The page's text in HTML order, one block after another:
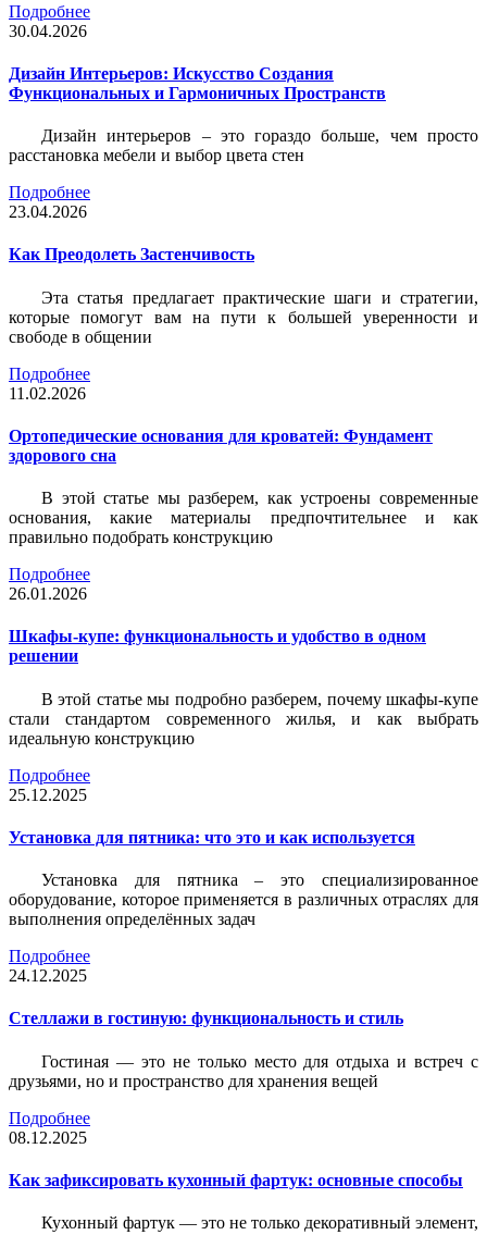
Подробнее
30.04.2026
Дизайн Интерьеров: Искусство Создания
Функциональных и Гармоничных Пространств
Дизайн интерьеров – это гораздо больше, чем просто
расстановка мебели и выбор цвета стен
Подробнее
23.04.2026
Как Преодолеть Застенчивость
Эта статья предлагает практические шаги и стратегии,
которые помогут вам на пути к большей уверенности и
свободе в общении
Подробнее
11.02.2026
Ортопедические основания для кроватей: Фундамент
здорового сна
В этой статье мы разберем, как устроены современные
основания, какие материалы предпочтительнее и как
правильно подобрать конструкцию
Подробнее
26.01.2026
Шкафы-купе: функциональность и удобство в одном
решении
В этой статье мы подробно разберем, почему шкафы-купе
стали стандартом современного жилья, и как выбрать
идеальную конструкцию
Подробнее
25.12.2025
Установка для пятника: что это и как используется
Установка для пятника – это специализированное
оборудование, которое применяется в различных отраслях для
выполнения определённых задач
Подробнее
24.12.2025
Стеллажи в гостиную: функциональность и стиль
Гостиная — это не только место для отдыха и встреч с
друзьями, но и пространство для хранения вещей
Подробнее
08.12.2025
Как зафиксировать кухонный фартук: основные способы
Кухонный фартук — это не только декоративный элемент,